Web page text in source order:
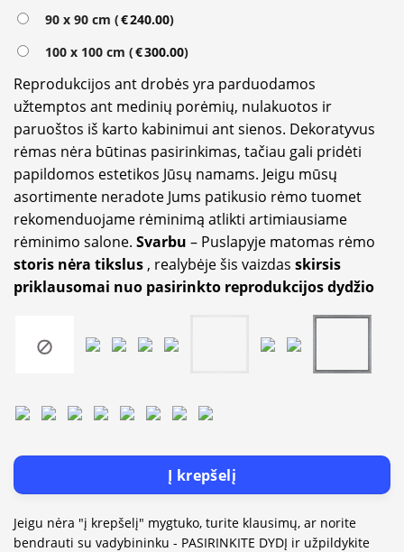
90 x 90 cm (€240.00)
100 x 100 cm (€300.00)
Reprodukcijos ant drobės yra parduodamos
užtemptos ant medinių porėmių, nulakuotos ir
paruoštos iš karto kabinimui ant sienos. Dekoratyvus
rėmas nėra būtinas pasirinkimas, tačiau gali pridėti
papildomos estetikos Jūsų namams. Jeigu mūsų
asortimente neradote Jums patikusio rėmo tuomet
rekomenduojame rėminimą atlikti artimiausiame
rėminimo salone. Svarbu – Puslapyje matomas rėmo
storis nėra tikslus , realybėje šis vaizdas skirsis
priklausomai nuo pasirinkto reprodukcijos dydžio
Į krepšelį
Jeigu nėra "į krepšelį" mygtuko, turite klausimų, ar norite
bendrauti su vadybininku - PASIRINKITE DYDĮ ir užpildykite